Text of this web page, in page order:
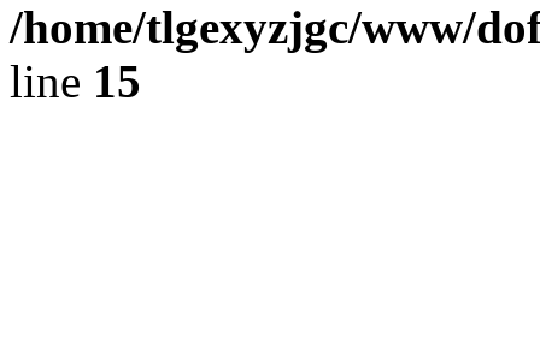
/home/tlgexyzjgc/www/
line 15